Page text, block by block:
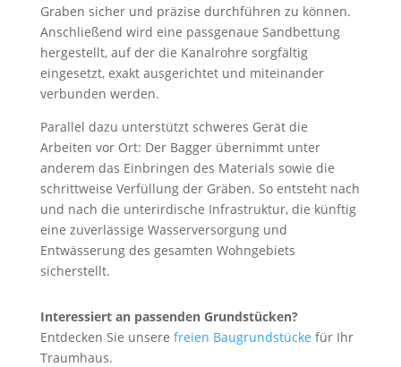
Graben sicher und präzise durchführen zu können.
Anschließend wird eine passgenaue Sandbettung
hergestellt, auf der die Kanalrohre sorgfältig
eingesetzt, exakt ausgerichtet und miteinander
verbunden werden.
Parallel dazu unterstützt schweres Gerät die
Arbeiten vor Ort: Der Bagger übernimmt unter
anderem das Einbringen des Materials sowie die
schrittweise Verfüllung der Gräben. So entsteht nach
und nach die unterirdische Infrastruktur, die künftig
eine zuverlässige Wasserversorgung und
Entwässerung des gesamten Wohngebiets
sicherstellt.
Interessiert an passenden Grundstücken?
Entdecken Sie unsere freien Baugrundstücke für Ihr
Traumhaus.